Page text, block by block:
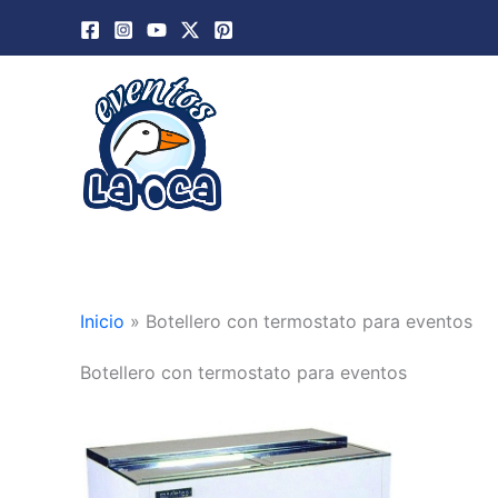
Inicio » Botellero con termostato para eventos
Botellero con termostato para eventos